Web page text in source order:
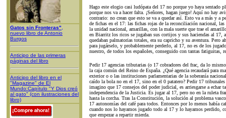
Gatos sin Fronteras"
nuevo libro de Antonio
Burgos
Anticipo de las primeras
páginas del libro
Anticipo del libro en el
"Magazine" de El
Mundo:Capítulo "Y Dios creó
al gato" (con ilustraciones del
libro)
Hago este elogio casi ludópata del 17 no porque yo haya sentado
porque nos va a hacer falta. ¡Señores, hagan juego! Aquí no hay
contrario: no crean que esto se va a quedar así. Esto va a más y a
de fichas en el 17: las fichas rojas de la reconciliación nacional, las
la unidad nacional, amarillas, con la mala suerte que trae el
en Biarritz los ricos se jugaban sus cortijos y sus haciendas al 17,
quedaban palmatorias totales, era su capricho y su aventura. Pero
para jugárselo, y probablemente perderlo, al 17, no es de los
nuestro, de todos los españoles, conseguido con tantas fatiguitas,
Pedir 17 agencias tributarias (o 17 cobradores del frac, da lo
la caja común del Reino de España. ¿Qué agencia recaudará para
exterior o o las instituciones parlamentarias de la soberanía
caído la bola no en el 17, sino en el 0 patatero? Pedir 17
imagino que 17 consejos del poder judicial, es arriesgarse a echar
independencia de la Justicia. Es jugar al 17, pero no en la ruleta
hasta la corcha. Tras la Constitución, la solución al problema
17 autonomías del café para todos. Entonces por lo menos había
cuando nos lo hayamos jugado todo al 17 y lo hayamos perdido,
que empezar a repartir mierda.